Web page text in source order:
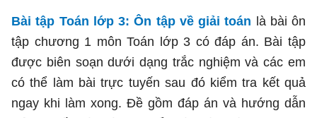
Bài tập Toán lớp 3: Ôn tập về giải toán là bài ôn
tập chương 1 môn Toán lớp 3 có đáp án. Bài tập
được biên soạn dưới dạng trắc nghiệm và các em
có thể làm bài trực tuyến sau đó kiểm tra kết quả
ngay khi làm xong. Đề gồm đáp án và hướng dẫn